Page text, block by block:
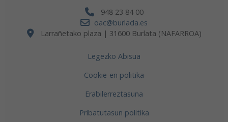
948 23 84 00
oac@burlada.es
Larrañetako plaza | 31600 Burlata (NAFARROA)
Legezko Abisua
Cookie-en politika
Erabilerreztasuna
Pribatutasun politika